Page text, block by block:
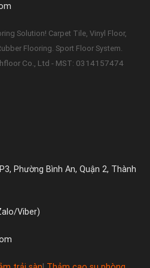
Solution! Carpet Tile, Vinyl Floor,
Flooring. Sport Floor System.
Co., Ltd - MST: 0314157474
Phường Bình An, Quận 2, Thành
Viber)